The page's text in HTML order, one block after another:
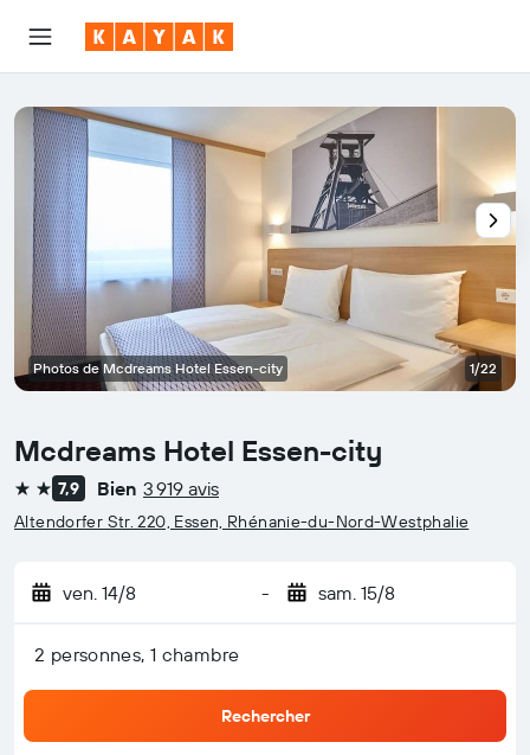
Mcdreams Hotel Essen-city
2 étoiles
7,9 Bien 3 919 avis
Altendorfer Str. 220, Essen, Rhénanie-du-Nord-Westphalie
ven. 14/8 - sam. 15/8
2 personnes, 1 chambre
Rechercher
Photos de Mcdreams Hotel Essen-city 1/22